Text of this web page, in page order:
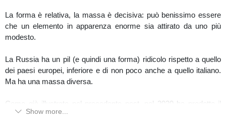
La forma è relativa, la massa è decisiva: può benissimo essere
che un elemento in apparenza enorme sia attirato da uno più
modesto.
La Russia ha un pil (e quindi una forma) ridicolo rispetto a quello
dei paesi europei, inferiore e di non poco anche a quello italiano.
Ma ha una massa diversa.
Come già illustrato nel precedente post, nel 2020 ha prodotto il
10% del platino a livello mondiale e addirittura quasi il 40% del
Show more...